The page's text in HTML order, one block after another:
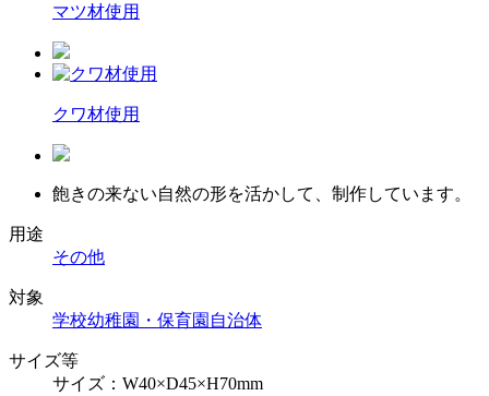
マツ材使用
クワ材使用
飽きの来ない自然の形を活かして、制作しています。
用途
その他
対象
学校幼稚園・保育園 自治体
サイズ等
サイズ：W40×D45×H70mm